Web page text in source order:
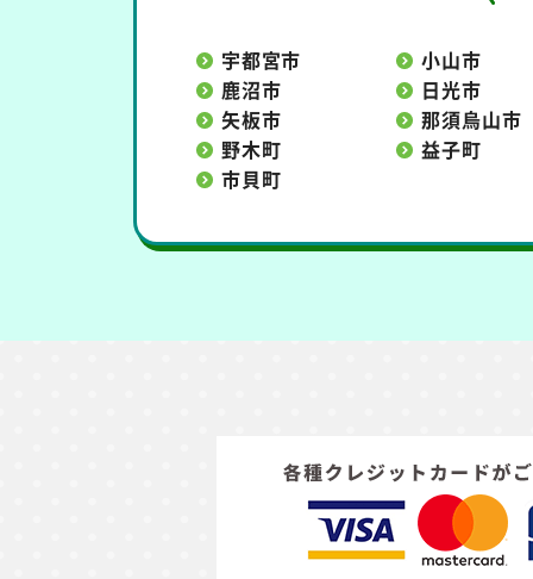
宇都宮市
小山市
鹿沼市
日光市
矢板市
那須烏山市
野木町
益子町
市貝町